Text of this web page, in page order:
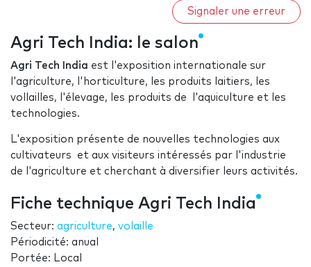
Signaler une erreur
Agri Tech India: le salon
Agri Tech India est l'exposition internationale sur
l'agriculture, l'horticulture, les produits laitiers, les
vollailles, l'élevage, les produits de l'aquiculture et les
technologies.
L'exposition présente de nouvelles technologies aux
cultivateurs et aux visiteurs intéressés par l'industrie
de l'agriculture et cherchant à diversifier leurs activités.
Fiche technique Agri Tech India
Secteur: agriculture, volaille
Périodicité: anual
Portée: Local